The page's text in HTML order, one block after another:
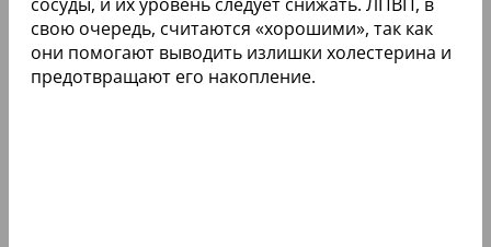
свою очередь, считаются «хорошими», так как
они помогают выводить излишки холестерина и
предотвращают его накопление.